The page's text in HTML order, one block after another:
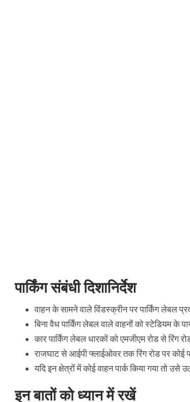
पार्किंग संबंधी दिशानिर्देश
वाहन के सामने वाले विंडस्क्रीन पर पार्किंग लेबल
बिना वैध पार्किंग लेबल वाले वाहनों को स्टेडियम के
कार पार्किंग लेबल धारकों को एमजीएम रोड से रिंग
राजघाट से आईपी फ्लाईओवर तक रिंग रोड पर कोई
यदि इन क्षेत्रों में कोई वाहन पार्क किया गया तो उसे
इन बातों को ध्यान में रखें